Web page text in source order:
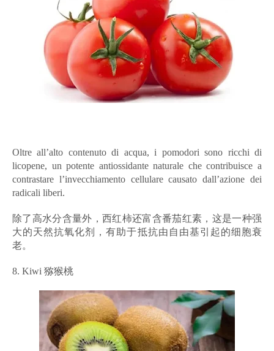
Oltre all’alto contenuto di acqua, i pomodori sono ricchi di
licopene, un potente antiossidante naturale che contribuisce a
contrastare l’invecchiamento cellulare causato dall’azione dei
radicali liberi.
除了高水分含量外，西红柿还富含番茄红素，这是一种强
大的天然抗氧化剂，有助于抵抗由自由基引起的细胞衰
老。
8. Kiwi 猕猴桃